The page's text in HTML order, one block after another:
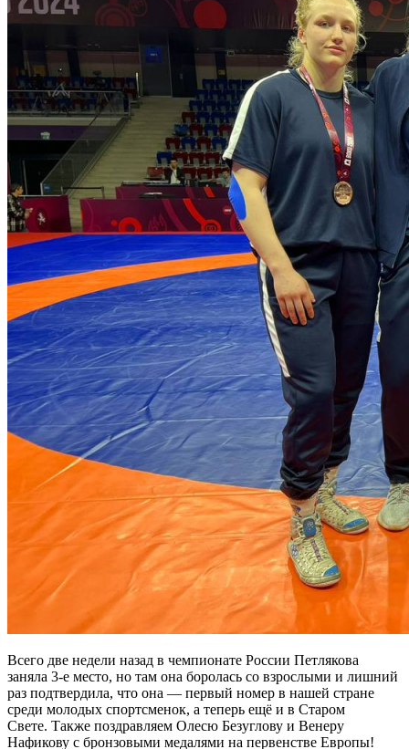
Всего две недели назад в чемпионате России Петлякова
заняла 3-е место, но там она боролась со взрослыми и лишний
раз подтвердила, что она — первый номер в нашей стране
среди молодых спортсменок, а теперь ещё и в Старом
Свете. Также поздравляем Олесю Безуглову и Венеру
Нафикову с бронзовыми медалями на первенстве Европы!